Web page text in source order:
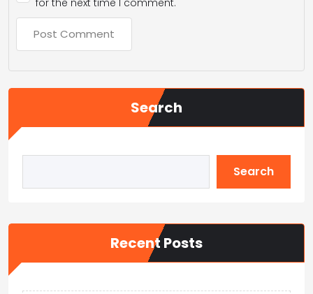
Search
Search
Recent Posts